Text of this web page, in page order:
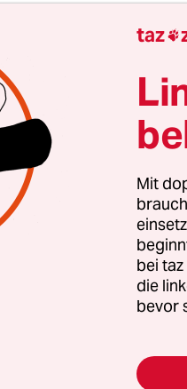
es herrschten harte
es den Pferden im
richtig. Denn
den „Michael
völlig zu Recht
Zeiten, wo die
der Staat immer
Kleists Novelle in
wurde und so eine
– das wird
sein. Er wird
taz 
Mit
bei
die
bevor